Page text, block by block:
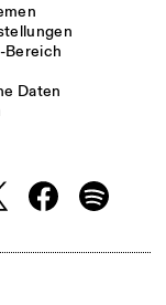
Bereich
Daten